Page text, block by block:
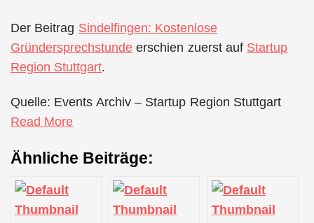
Der Beitrag Sindelfingen: Kostenlose
Gründersprechstunde erschien zuerst auf Startup
Region Stuttgart.
Quelle: Events Archiv – Startup Region Stuttgart
Read More
Ähnliche Beiträge: